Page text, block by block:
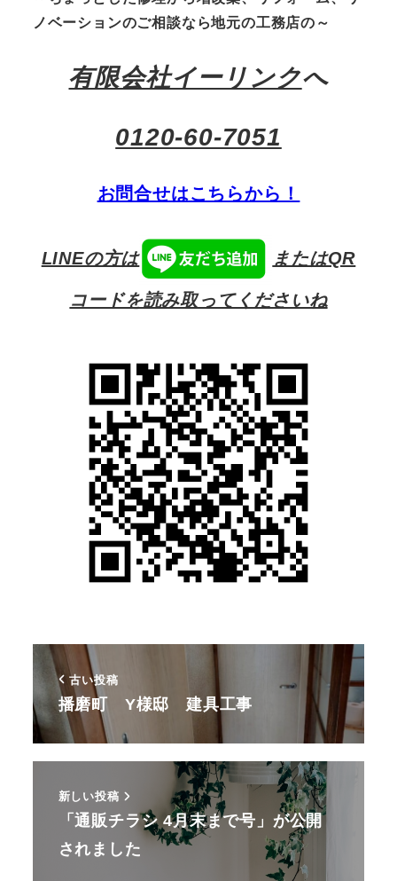
ノベーションのご相談なら地元の工務店の～
有限会社イーリンクへ
0120-60-7051
お問合せはこちらから！
LINEの方は またはQR
コードを読み取ってくださいね
古い投稿
播磨町 Y様邸 建具工事
新しい投稿
「通販チラシ 4月末まで号」が公開
されました